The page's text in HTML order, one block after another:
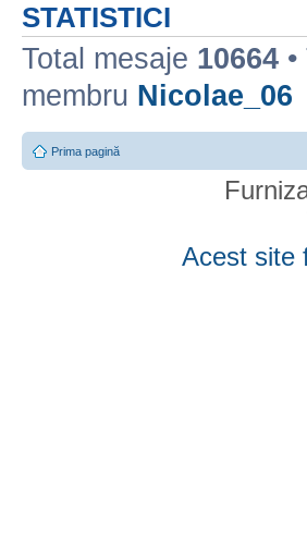
STATISTICI
Total mesaje 10664
membru Nicolae_06
Prima pagină
Acest site